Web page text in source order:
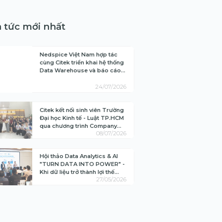
khai và chi
tác tư vấn
nghiệm...
Tuyết
Tài Chính
Paint Việt Nam
Xem chi tiết
tức mới nhất
Nedspice Việt Nam hợp tác
cùng Citek triển khai hệ thống
Data Warehouse và báo cáo
Đại học Kinh tế - Luật TP.HCM
qua chương trình Company
Tour "Unlock Your Future in
08/07/2026
"TURN DATA INTO POWER" -
Khi dữ liệu trở thành lợi thế
cạnh tranh
27/05/2026